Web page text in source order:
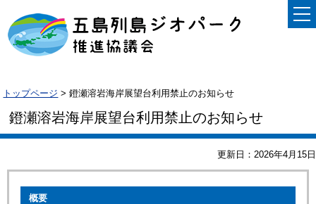
トップページ > 鐙瀬溶岩海岸展望台利用禁止のお知らせ
鐙瀬溶岩海岸展望台利用禁止のお知らせ
更新日：2026年4月15日
概要